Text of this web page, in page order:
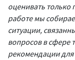
оценивать
работе мы
ситуации,
вопросов в сфере
рекомендации для